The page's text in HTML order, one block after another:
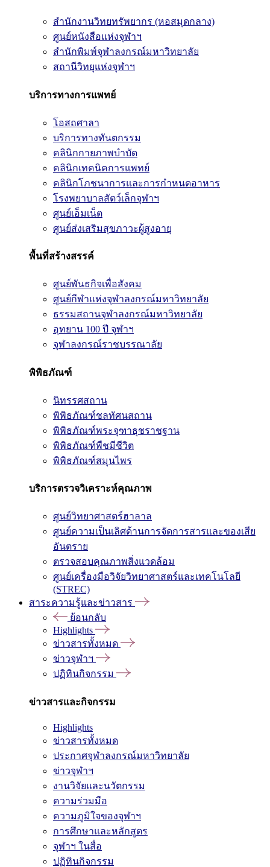
สำนักงานวิทยทรัพยากร (หอสมุดกลาง)
ศูนย์หนังสือแห่งจุฬาฯ
สำนักพิมพ์จุฬาลงกรณ์มหาวิทยาลัย
สถานีวิทยุแห่งจุฬาฯ
บริการทางการแพทย์
โอสถศาลา
บริการทางทันตกรรม
คลินิกกายภาพบำบัด
คลินิกเทคนิคการแพทย์
คลินิกโภชนาการและการกำหนดอาหาร
โรงพยาบาลสัตว์เล็กจุฬาฯ
ศูนย์เอ็มเน็ต
ศูนย์ส่งเสริมสุขภาวะผู้สูงอายุ
พื้นที่สร้างสรรค์
ศูนย์พันธกิจเพื่อสังคม
ศูนย์กีฬาแห่งจุฬาลงกรณ์มหาวิทยาลัย
ธรรมสถานจุฬาลงกรณ์มหาวิทยาลัย
อุทยาน 100 ปี จุฬาฯ
จุฬาลงกรณ์ราชบรรณาลัย
พิพิธภัณฑ์
นิทรรศสถาน
พิพิธภัณฑ์ชลทัศนสถาน
พิพิธภัณฑ์พระจุฑาธุชราชฐาน
พิพิธภัณฑ์พืชมีชีวิต
พิพิธภัณฑ์สมุนไพร
บริการตรวจวิเคราะห์คุณภาพ
ศูนย์วิทยาศาสตร์ฮาลาล
ศูนย์ความเป็นเลิศด้านการจัดการสารและของเสีย
อันตราย
ตรวจสอบคุณภาพสิ่งแวดล้อม
ศูนย์เครื่องมือวิจัยวิทยาศาสตร์และเทคโนโลยี
(STREC)
สาระความรู้และข่าวสาร
ย้อนกลับ
Highlights
ข่าวสารทั้งหมด
ข่าวจุฬาฯ
ปฏิทินกิจกรรม
ข่าวสารและกิจกรรม
Highlights
ข่าวสารทั้งหมด
ประกาศจุฬาลงกรณ์มหาวิทยาลัย
ข่าวจุฬาฯ
งานวิจัยและนวัตกรรม
ความร่วมมือ
ความภูมิใจของจุฬาฯ
การศึกษาและหลักสูตร
จุฬาฯ ในสื่อ
ปฏิทินกิจกรรม